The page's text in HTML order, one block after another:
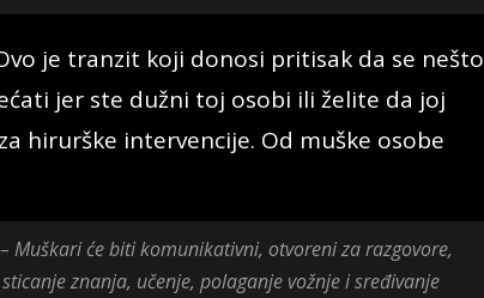
je tranzit koji donosi pritisak da se nešto
jer ste dužni toj osobi ili želite da joj
hirurške intervencije. Od muške osobe
– Muškari će biti komunikativni, otvoreni za razgovore,
znanja, učenje, polaganje vožnje i sređivanje